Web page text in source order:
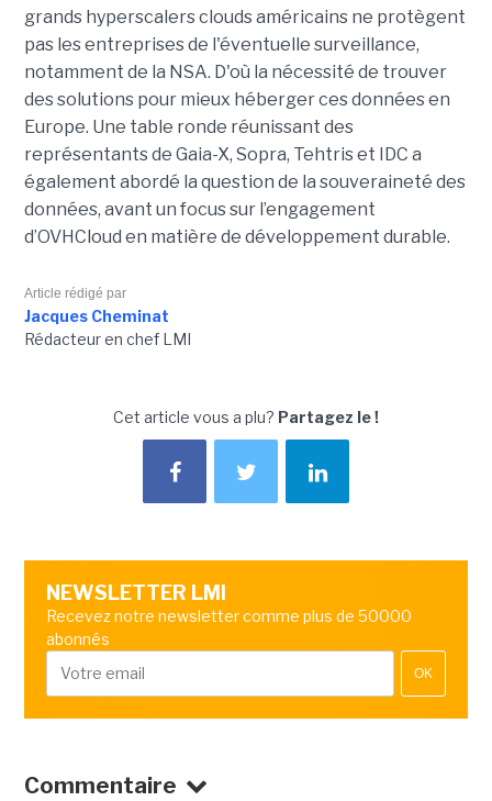
grands hyperscalers clouds américains ne protègent
pas les entreprises de l'éventuelle surveillance,
notamment de la NSA. D'où la nécessité de trouver
des solutions pour mieux héberger ces données en
Europe. Une table ronde réunissant des
représentants de Gaia-X, Sopra, Tehtris et IDC a
également abordé la question de la souveraineté des
données, avant un focus sur l’engagement
d’OVHCloud en matière de développement durable.
Article rédigé par
Jacques Cheminat
Rédacteur en chef LMI
Cet article vous a plu? Partagez le !
NEWSLETTER LMI
Recevez notre newsletter comme plus de 50000
abonnés
OK
Commentaire